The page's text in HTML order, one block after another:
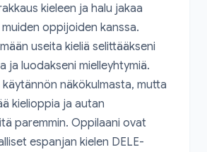
kieleen ja halu jakaa
oppijoiden kanssa.
useita kieliä selittääkseni
ja luodakseni mielleyhtymiä.
näkökulmasta, mutta
kielioppia ja autan
paremmin. Oppilaani ovat
espanjan kielen DELE-